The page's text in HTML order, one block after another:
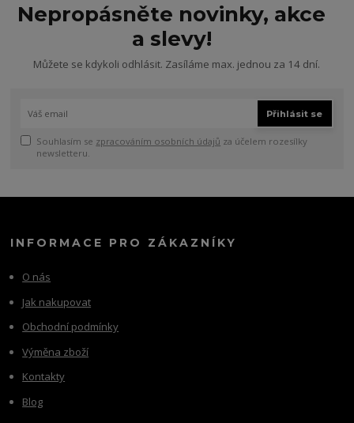
Nepropásněte novinky, akce
a slevy!
Můžete se kdykoli odhlásit. Zasíláme max. jednou za 14 dní.
Přihlásit se
Souhlasím se zpracováním osobních údajů za účelem rozesílky
newsletteru.
INFORMACE PRO ZÁKAZNÍKY
O nás
Jak nakupovat
Obchodní podmínky
Výměna zboží
Kontakty
Blog